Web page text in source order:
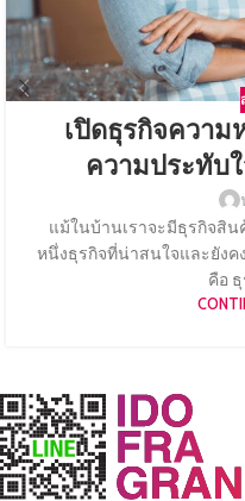
เปิดธุรกิจความ
ความประทับ
แม้ในบ้านเราจะมีธุรกิจสิ
หนึ่งธุรกิจที่น่าสนใจและยังค
คือ ธุ